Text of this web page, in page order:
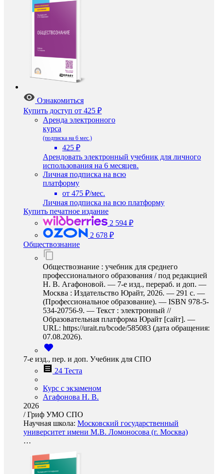
Ознакомиться
Купить доступ от 425 ₽
Аренда электронного
курса
(подписка на 6 мес.)
425 ₽
Арендовать электронный учебник для личного
использования на 6 месяцев.
Личная подписка на всю
платформу
от 475 ₽/мес.
Личная подписка на всю платформу
Купить печатное издание
2 594 ₽
2 678 ₽
Обществознание
Обществознание : учебник для среднего
профессионального образования / под редакцией
Н. В. Агафоновой. — 7-е изд., перераб. и доп. —
Москва : Издательство Юрайт, 2026. — 291 с. —
(Профессиональное образование). — ISBN 978-5-
534-20756-9. — Текст : электронный //
Образовательная платформа Юрайт [сайт]. —
URL: https://urait.ru/bcode/585083 (дата обращения:
07.08.2026).
7-е изд., пер. и доп. Учебник для СПО
24 Теста
Курс с экзаменом
Агафонова Н. В.
2026
/Гриф УМО СПО
Научная школа: Московский государственный
университет имени М.В. Ломоносова (г. Москва)
…